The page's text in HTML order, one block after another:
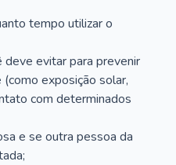
tempo utilizar o
evitar para prevenir
exposição solar,
com determinados
e se outra pessoa da